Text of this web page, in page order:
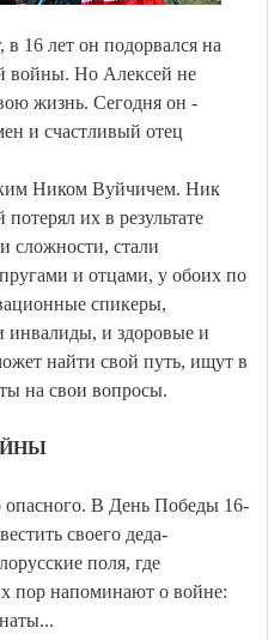
16 лет он подорвался на
войны. Но Алексей не
жизнь. Сегодня он -
и счастливый отец
Ником Вуйчичем. Ник
их в результате
сложности, стали
и отцами, у обоих по
спикеры,
и здоровые и
найти свой путь, ищут в
на свои вопросы.
опасного. В День Победы 16-
своего деда-
поля, где
пор напоминают о войне: